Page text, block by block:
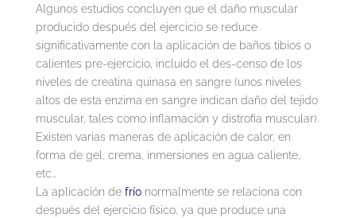
Algunos estudios concluyen que el daño muscular
producido después del ejercicio se reduce
significativamente con la aplicación de baños tibios o
calientes pre-ejercicio, incluido el des-censo de los
niveles de creatina quinasa en sangre (unos niveles
altos de esta enzima en sangre indican daño del tejido
muscular, tales como inflamación y distrofia muscular).
Existen varias maneras de aplicación de calor, en
forma de gel, crema, inmersiones en agua caliente,
etc…
La aplicación de fríonormalmente se relaciona con
después del ejercicio físico, ya que produce una